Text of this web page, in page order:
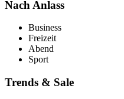
Nach Anlass
Business
Freizeit
Abend
Sport
Trends & Sale